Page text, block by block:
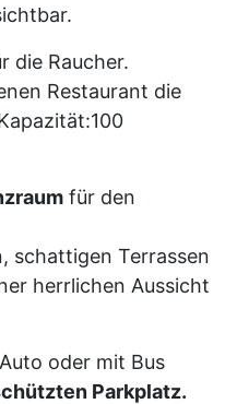
die Raucher.
Restaurant die
für den
schattigen Terrassen
herrlichen Aussicht
oder mit Bus
Parkplatz.